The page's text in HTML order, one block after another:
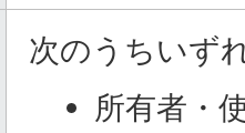
次のうちいず
所有者・